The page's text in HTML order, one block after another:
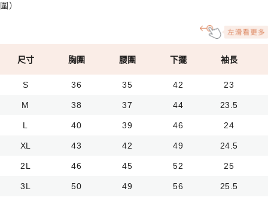
圍）
尺寸 胸圍 腰圍 下擺 袖長
S 36 35 42 23
M 38 37 44 23.5
L 40 39 46 24
XL 43 42 49 24.5
2L 46 45 52 25
3L 50 49 56 25.5